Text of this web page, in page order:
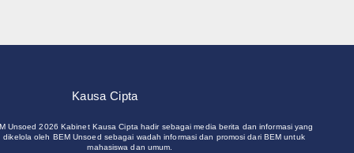
Kausa Cipta
Unsoed 2026 Kabinet Kausa Cipta hadir sebagai media berita dan informasi yang
dikelola oleh BEM Unsoed sebagai wadah informasi dan promosi dari BEM untuk
mahasiswa dan umum.